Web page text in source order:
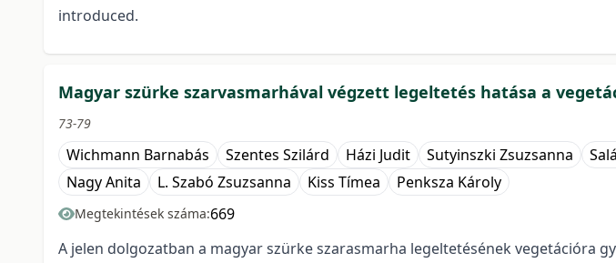
introduced.
Magyar szürke szarvasmarhával végzett legeltetés hatása a
73-79
Wichmann Barnabás Szentes Szilárd Házi Judit Sutyinszki Zsuzsanna
Nagy Anita
L. Szabó Zsuzsanna Kiss Tímea Penksza Károly
Megtekintések száma:669
A jelen dolgozatban a magyar szürke szarasmarha legeltetésének vegetációra